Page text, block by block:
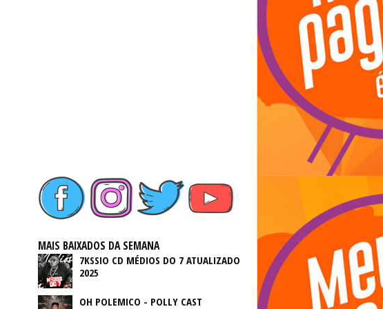
MAIS BAIXADOS DA SEMANA
7KSSIO CD MÉDIOS DO 7 ATUALIZADO
2025
OH POLEMICO - POLLY CAST